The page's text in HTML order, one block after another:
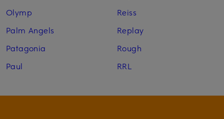
Olymp
Palm Angels
Patagonia
Paul
Reiss
Replay
Rough
RRL